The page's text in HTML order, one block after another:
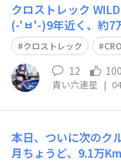
クロストレック
(-'ㅂ'-)9年近く、約7
別れとなりました
ム...意外と大きい😆
オフロード感をアッ
クロストレック
12 100
青い六連星 |
本日、ついに次のク
月ちょうど、9.1万